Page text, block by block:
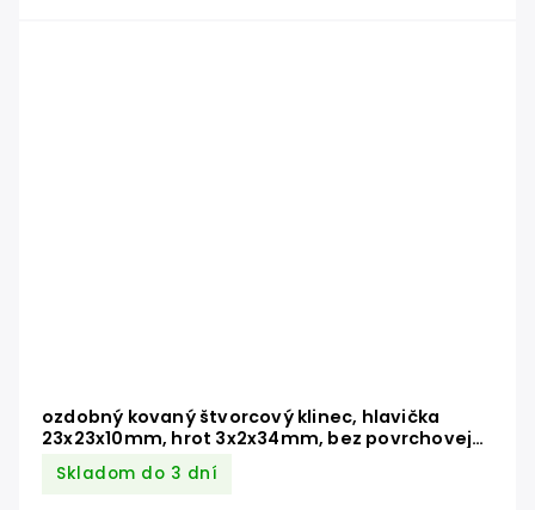
ozdobný kovaný štvorcový klinec, hlavička
23x23x10mm, hrot 3x2x34mm, bez povrchovej
Skladom do 3 dní